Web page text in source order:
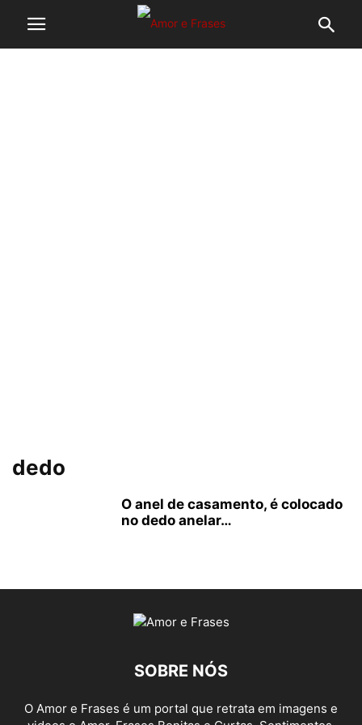
dedo
O anel de casamento, é colocado
no dedo anelar…
SOBRE NÓS
O Amor e Frases é um portal que retrata em imagens e